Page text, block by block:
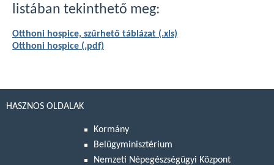
listában tekinthető meg:
Otthoni hospice, szűrhető táblázat (.xls)
Otthoni hospice (.pdf)
HASZNOS OLDALAK
Kormány
Belügyminisztérium
Nemzeti Népegészségügyi Központ